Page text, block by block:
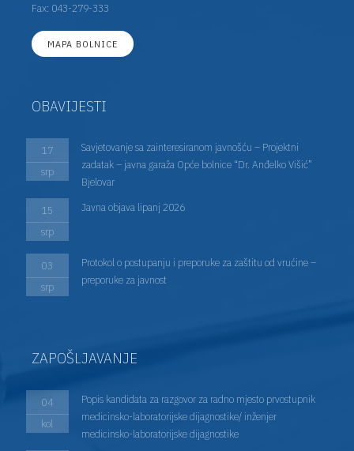
Fax: 043-279-333
MAPA BOLNICE
OBAVIJESTI
17
srp
Savjetovanje sa zainteresiranom javnošću – Projektni
zadatak – javna garaža Opće bolnice “Dr. Anđelko Višić”
Bjelovar
15
srp
Javna objava lipanj 2026
03
srp
Protokol o postupanju i preporuke za zaštitu od vrućine –
preporuke za javnost
ZAPOŠLJAVANJE
04
kol
Popis kandidata za razgovor za radno mjesto prvostupnik
medicinsko-laboratorijske dijagnostike/ inženjer
medicinsko-laboratorijske dijagnostike